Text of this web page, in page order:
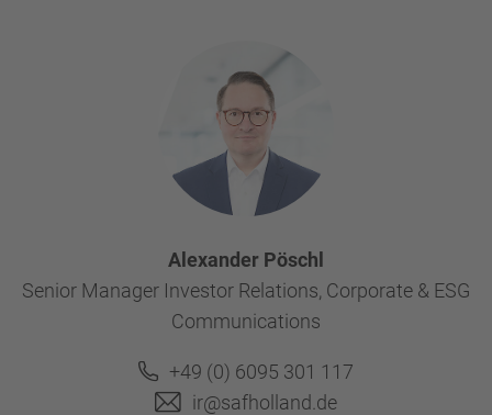
Alexander Pöschl
Senior Manager Investor Relations, Corporate & ESG
Communications
+49 (0) 6095 301 117
ir@safholland.de